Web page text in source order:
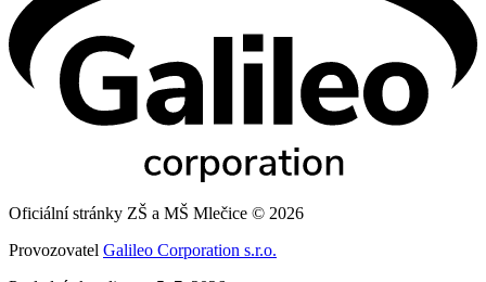
Oficiální stránky ZŠ a MŠ Mlečice © 2026
Provozovatel Galileo Corporation s.r.o.